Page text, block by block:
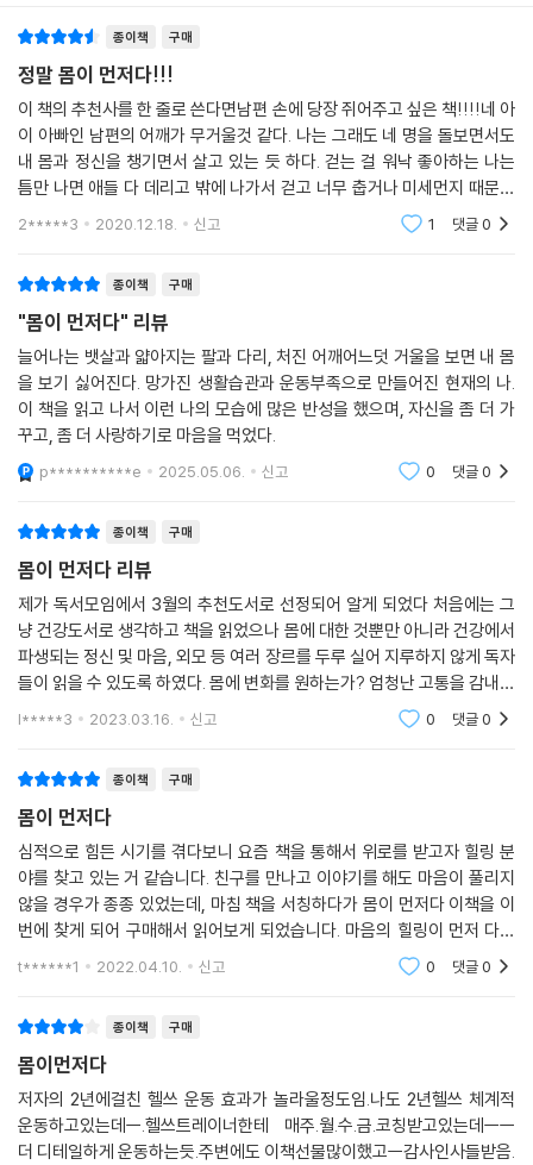
운동의 중요성을 모르는 사람은 없다. 하지만 운동을 꾸준히 지속적으로
동안 운동을 하지 않은 것은 아니었다. 늘 하다 말다를 반복했다. 재미도 없
고 별다른 효과도 느끼지 못했기 때문이다. 내 몸에 대해, 운동법에 대해 무
지했다. 그러나 요즘은 달라졌다. 운동에 대해, 무엇보다 몸에 대해 열심히
공부하고 있다. 알수록 신기하고 신비롭다. 내 몸을 대상으로 배운 것을 실
험하는 재미도 쏠쏠하다.
대기업 사장을 하는 친구들이 여럿 있는데 이들의 스케줄 역시 이 상무와
큰 차이가 없다. 새벽부터 밤늦게까지 거듭되는 회의, 공장 방문, 관련업체
미팅, 회장 보고 등으로 눈코 뜰 새 없다. 한 마디로 죽음의 스케줄이다. 그
래서 웬만한 일이 아니고는 아예 평일에는 연락할 엄두조차 내지 못한다.
서로가 서로의 일정을 알기 때문이다. 그렇게 높이 올라간 친구들의 공통
점 역시 새벽마다 운동에 일정 시간을 투자한다는 것이다. 운동을 하지 않
--- “바쁠수록 운동하라”에서 (p.55)
몸무게가 조금 줄었다고 너무 좋아하지 말아라. 빠지면 안 될 수분과 근육
이 줄어들었을 수 있다. 몸무게가 늘었다고 좌절하지 마라. 꼭 필요한 근육
이 만들어졌을 수도 있다. 중요한 건 몸무게가 아니라 몸의 구성비다. 말라
당연히 후자가 더 건강하다. 우리의 목표는 몸무게를 줄이는 게 아니다. 건
되도록 살이 찌지 않는 그런 몸을 만드는 것이다.
--- “의사에게 몸을 외주 주지 마라”에서 (p.62)
몸은 변하는데 예전처럼 먹게 되면 문제가 생긴다. 암이 그렇다. ‘암癌’이란
먹어서 오는 질병이란 의미이다. 현대의 질병은 못 먹어서 생기는 게 아니
라 너무 많이 먹는 데서 오는 것이다. 먹어도 너무 먹는다.
--- “양을 줄여라”에서 (p.98)
사랑하는 사람에게 뭔가 선물을 주고 싶은가?
그럼 운동을 시작하라. 돈보다 몸을 더 악착같이 챙겨라.
차를 버리고 걷든지 아니면 뛰든지, 어쨌든 몸을 움직여 보라.
일정 시간 운동에 투자해 보라.
운동은 최고의 보약이다. 힘든 영혼에게 주는 비타민이다.
운동과 몸을 돌보는 일은 나를 사랑하는 모든 사람을 위한 가장 위대한 결
《성공하는 사람들의 7가지 습관》에는 이제 다음 항목이 추가되어야 한다.
“8. 자기 몸을 공부하라”
종이책 구매
정말 몸이 먼저다!!!
이 책의 추천사를 한 줄로 쓴다면남편 손에 당장 쥐어주고 싶은 책!!!!네 아
이 아빠인 남편의 어깨가 무거울것 같다. 나는 그래도 네 명을 돌보면서도
내 몸과 정신을 챙기면서 살고 있는 듯 하다. 걷는 걸 워낙 좋아하는 나는
틈만 나면 애들 다 데리고 밖에 나가서 걷고 너무 춥거나 미세먼지 때문에
못 나가면 실내 운동으로 그 날의 운동량을 채우려고 어떻게든 노력한다.
2*****3 2020.12.18. 신고 1 댓글0
종이책 구매
"몸이 먼저다" 리뷰
늘어나는 뱃살과 얇아지는 팔과 다리, 처진 어깨어느덧 거울을 보면 내 몸
을 보기 싫어진다. 망가진 생활습관과 운동부족으로 만들어진 현재의 나.
이 책을 읽고 나서 이런 나의 모습에 많은 반성을 했으며, 자신을 좀 더 가
꾸고, 좀 더 사랑하기로 마음을 먹었다.
p**********e 2025.05.06. 신고 0 댓글0
종이책 구매
몸이 먼저다 리뷰
제가 독서모임에서 3월의 추천도서로 선정되어 알게 되었다 처음에는 그
냥 건강도서로 생각하고 책을 읽었으나 몸에 대한 것뿐만 아니라 건강에서
파생되는 정신 및 마음, 외모 등 여러 장르를 두루 실어 지루하지 않게 독자
들이 읽을 수 있도록 하였다. 몸에 변화를 원하는가? 엄청난 고통을 감내하
고, 간절히 원하는 것을 얻기 위해 새로운 습관을 만들어 내는 것을 강조하
l*****3 2023.03.16. 신고 0 댓글0
종이책 구매
몸이 먼저다
심적으로 힘든 시기를 겪다보니 요즘 책을 통해서 위로를 받고자 힐링 분
야를 찾고 있는 거 같습니다. 친구를 만나고 이야기를 해도 마음이 풀리지
않을 경우가 종종 있었는데, 마침 책을 서칭하다가 몸이 먼저다 이책을 이
번에 찾게 되어 구매해서 읽어보게 되었습니다. 마음의 힐링이 먼저 다가
오면서 잠시 쉬어가는 것도 괜찮겠다는 생각이 들었습니다. 좋은 책이네
t******1 2022.04.10. 신고 0 댓글0
종이책 구매
몸이먼저다
저자의 2년에걸친 헬쓰 운동 효과가 놀라울정도임.나도 2년헬쓰 체계적
운동하고있는데ㅡ.헬쓰트레이너한테 매주.월.수.금.코칭받고있는데ㅡㅡ
더 디테일하게 운동하는듯.주변에도 이책선물많이했고ㅡ감사인사들받음.